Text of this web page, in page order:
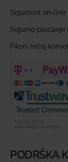
Sigurnost on-line
Sigurno plaćanje
Fiksni tečaj
PODRŠKA